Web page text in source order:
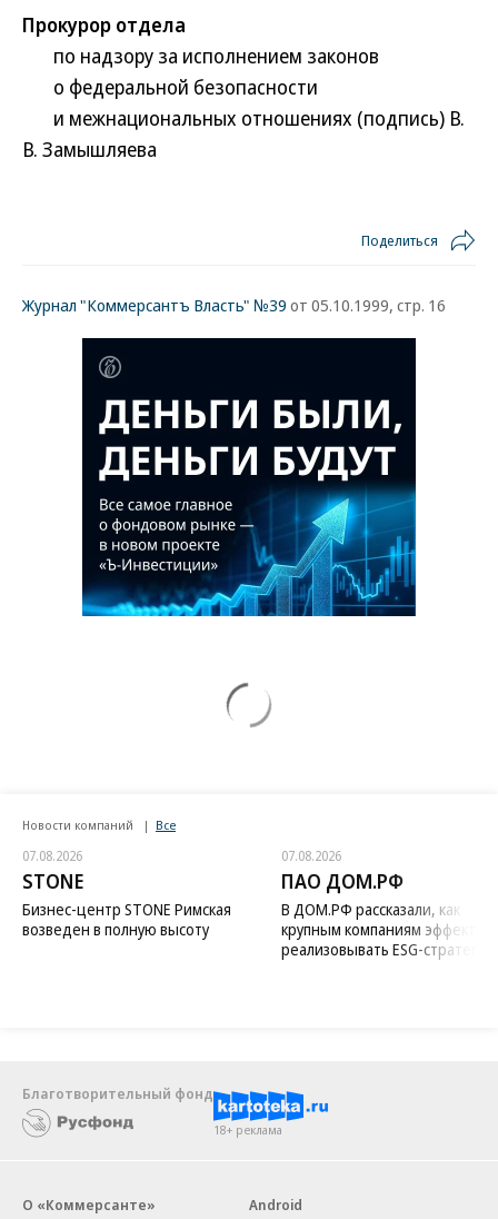
Прокурор отдела
по надзору за исполнением законов
о федеральной безопасности
и межнациональных отношениях (подпись) В.
В. Замышляева
Поделиться
Журнал "Коммерсантъ Власть" №39 от 05.10.1999, стр. 16
Новости компаний Все
07.08.2026
STONE
Бизнес-центр STONE Римская
возведен в полную высоту
07.08.2026
ПАО ДОМ.РФ
В ДОМ.РФ рассказали, как
крупным компаниям
реализовывать ESG-стратегию
Благотворительный фонд
18+ реклама
О «Коммерсанте»
Android